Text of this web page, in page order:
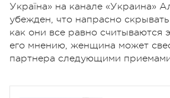
Україна» на канале «Украина»
убежден, что напрасно
как они все равно считываются
его мнению, женщина может
партнера следующими